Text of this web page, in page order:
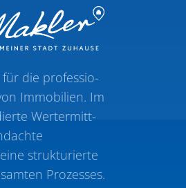
die profes­sio­
Immobilien. Im
Wertermitt­
struk­tu­rierte
Prozesses.